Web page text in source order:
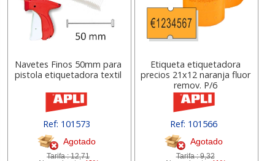
Navetes Finos 50mm para
pistola etiquetadora textil
Ref: 101573
Agotado
Tarifa :12,71
Etiqueta etiquetadora
precios 21x12 naranja fluor
remov. P/6
Ref: 101566
Agotado
Tarifa :9,32